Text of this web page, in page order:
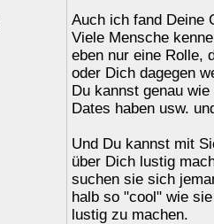
Auch ich fand Deine
Viele Mensche
eben nur eine Rolle,
oder Dich dagegen
Du kannst genau
Dates haben usw.
Und Du kannst mit
über Dich lustig
suchen sie sich
halb so "cool" wie
lustig zu machen.